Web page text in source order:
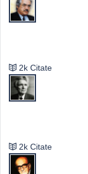
2k Citate
2k Citate